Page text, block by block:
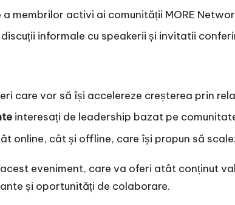
membrilor activi ai comunității MORE
informale cu speakerii și invitatii
care vor să își accelereze creșterea prin
interesați de leadership bazat pe
online, cât și offline, care își propun să
eveniment, care va oferi atât conținut
și oportunități de colaborare.